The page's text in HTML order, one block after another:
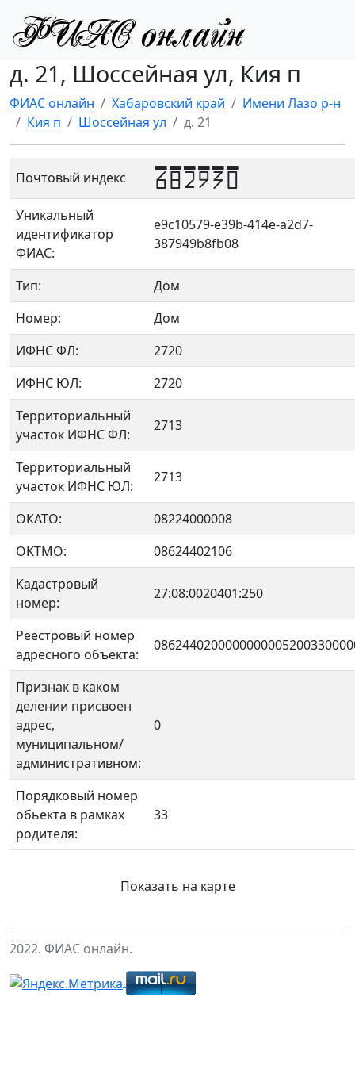
д. 21, Шоссейная ул, Кия п
ФИАС онлайн Хабаровский край
Имени Лазо р-н
Кия п
Шоссейная ул д. 21
Почтовый индекс 682930
Уникальный
идентификатор
ФИАС:
e9c10579-e39b-414e-a2d7-
387949b8fb08
Тип:
Дом
Номер:
Дом
ИФНС ФЛ:
2720
ИФНС ЮЛ:
2720
Территориальный
участок ИФНС ФЛ:
2713
Территориальный
участок ИФНС ЮЛ:
2713
ОКАТО:
08224000008
OKTMO:
08624402106
Кадастровый
номер:
27:08:0020401:250
Реестровый номер
адресного объекта:
Признак в каком
делении присвоен
адрес,
муниципальном/
административном:
0
Порядковый номер
обьекта в рамках
родителя:
33
Показать на карте
2022. ФИАС онлайн.